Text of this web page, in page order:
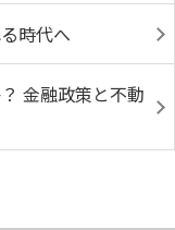
時代へ
金融政策と不動